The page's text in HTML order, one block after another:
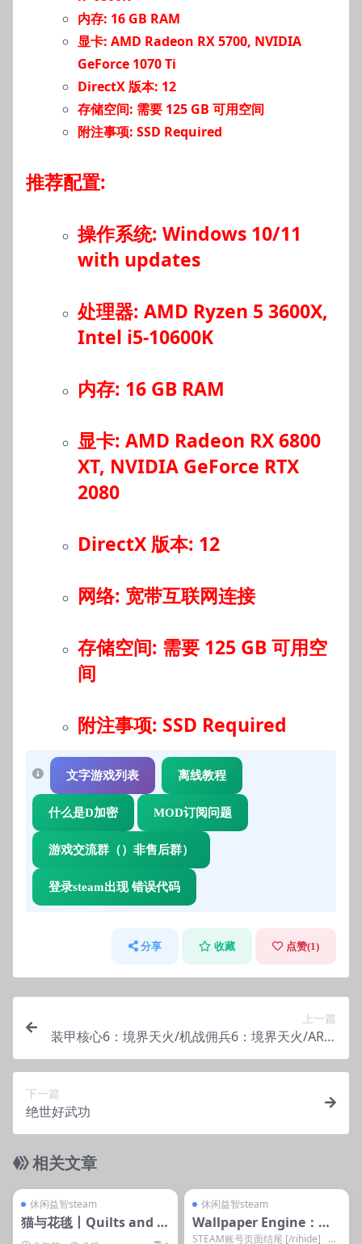
内存: 16 GB RAM
显卡: AMD Radeon RX 5700, NVIDIA
GeForce 1070 Ti
DirectX 版本: 12
存储空间: 需要 125 GB 可用空间
附注事项: SSD Required
推荐配置:
操作系统: Windows 10/11
with updates
处理器: AMD Ryzen 5 3600X,
Intel i5-10600K
内存: 16 GB RAM
显卡: AMD Radeon RX 6800
XT, NVIDIA GeForce RTX
2080
DirectX 版本: 12
网络: 宽带互联网连接
存储空间: 需要 125 GB 可用空
间
附注事项: SSD Required
文字游戏列表 离线教程
什么是D加密 MOD订阅问题
游戏交流群（）非售后群）
登录steam出现 错误代码
分享 收藏 点赞(1)
上一篇
装甲核心6：境界天火/机战佣兵6：境界天火/ARM
ORED CORE VI FIRES OF RUBICON
下一篇
绝世好武功
相关文章
休闲益智steam
猫与花毯丨Quilts and C
ats of Calico
休闲益智steam
Wallpaper Engine：壁
纸引擎
STEAM账号页面结尾 [/rihide] 隐